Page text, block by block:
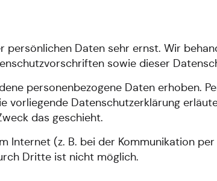
persönlichen Daten sehr ernst. Wir
sowie dieser
personenbezogene Daten erhoben.
vorliegende Datenschutzerklärung
das geschieht.
Internet (z. B. bei der Kommunikation
Dritte ist nicht möglich.